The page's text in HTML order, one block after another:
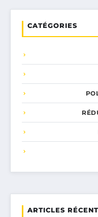
CATÉGORIES
ARTICLES